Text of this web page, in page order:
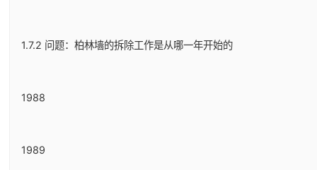
1.7.2 问题：柏林墙的拆除工作是从哪一年开始的
1988
1989